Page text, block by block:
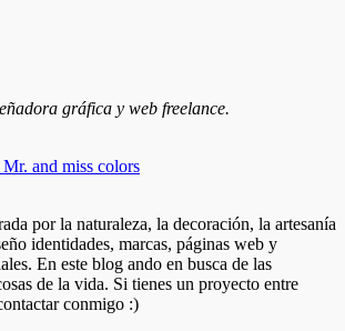
gráfica y web freelance.
por la naturaleza, la decoración, la artesanía
identidades, marcas, páginas web y
En este blog ando en busca de las
de la vida. Si tienes un proyecto entre
conmigo :)